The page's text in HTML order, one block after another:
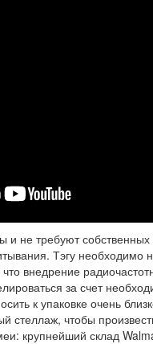
и не требуют
Тэгу
внедрение
за счет
к упаковке очень
стеллаж, чтобы
крупнейший склад